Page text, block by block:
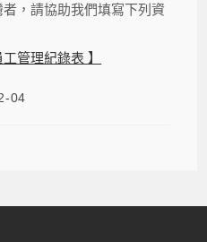
，請協助我們填寫下列資
管理紀錄表 】
04